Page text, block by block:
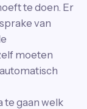
te doen. Er
van
moeten
te gaan welk